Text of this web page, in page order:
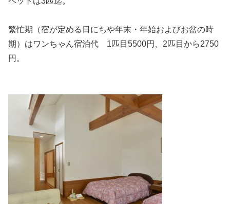
繁忙期（宿が定める日にちや年末・年始およびお盆の時
期）はワンちゃん宿泊代 1匹目5500円、2匹目から2750
円。